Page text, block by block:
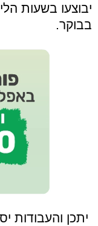
בבוקר.
יתכן והעבודות